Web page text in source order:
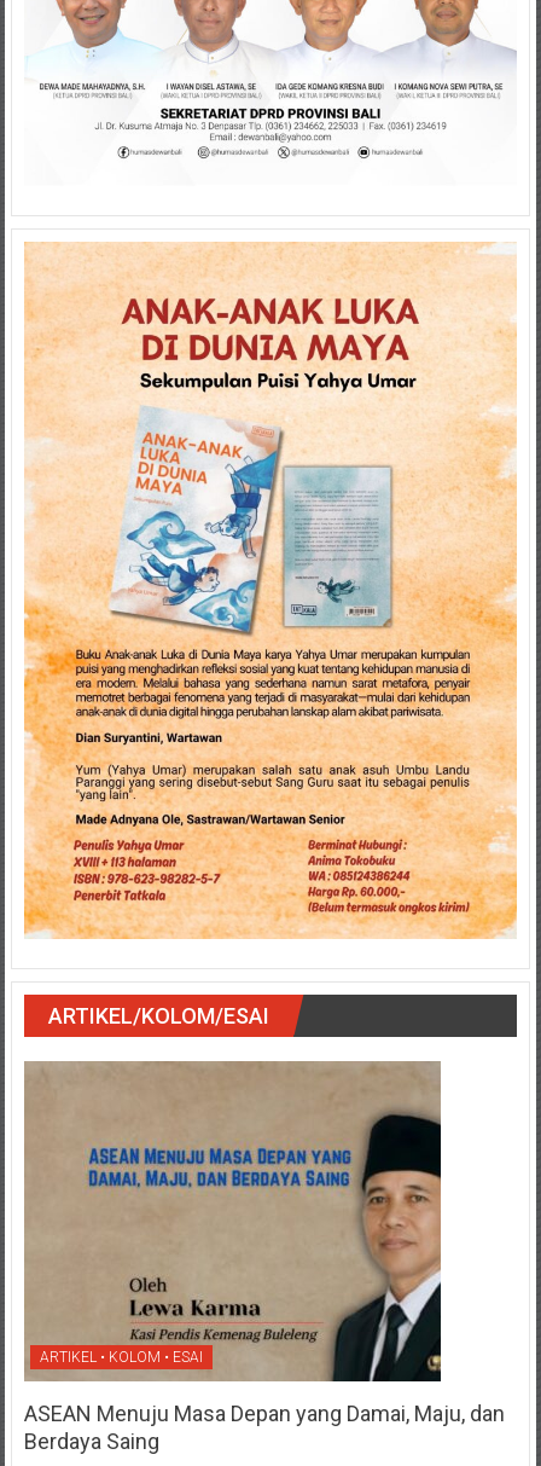
ARTIKEL/KOLOM/ESAI
ARTIKEL • KOLOM • ESAI
ASEAN Menuju Masa Depan yang Damai, Maju, dan
Berdaya Saing